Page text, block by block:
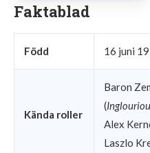
Faktablad
Född 16 juni
Kända roller
Baron
(
Alex
Laszlo